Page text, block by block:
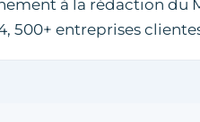
à la rédaction du
500+ entreprises